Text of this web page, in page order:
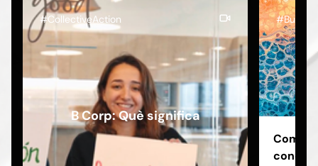
#CollectiveAction
B Corp: Què significa
Com